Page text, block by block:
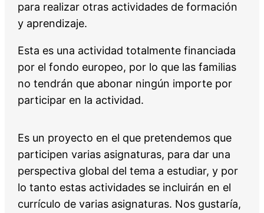
para realizar otras actividades de formación
y aprendizaje.
Esta es una actividad totalmente financiada
por el fondo europeo, por lo que las familias
no tendrán que abonar ningún importe por
participar en la actividad.
Es un proyecto en el que pretendemos que
participen varias asignaturas, para dar una
perspectiva global del tema a estudiar, y por
lo tanto estas actividades se incluirán en el
currículo de varias asignaturas. Nos gustaría,